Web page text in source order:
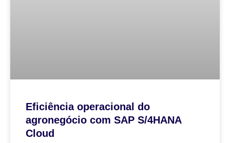
Eficiência operacional do
agronegócio com SAP S/4HANA
Cloud